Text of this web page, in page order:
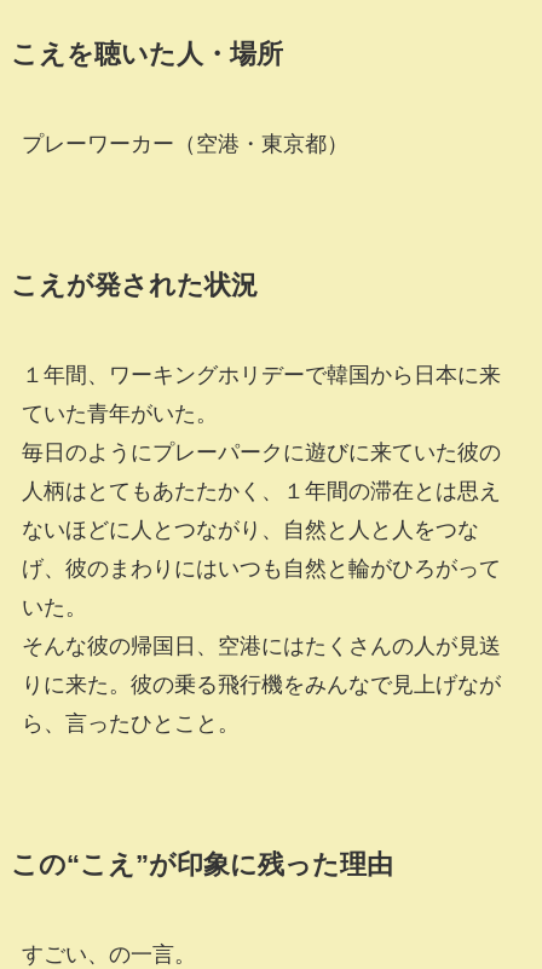
こえを聴いた人・場所
プレーワーカー（空港・東京都）
こえが発された状況
１年間、ワーキングホリデーで韓国から日本に来
ていた青年がいた。
毎日のようにプレーパークに遊びに来ていた彼の
人柄はとてもあたたかく、１年間の滞在とは思え
ないほどに人とつながり、自然と人と人をつな
げ、彼のまわりにはいつも自然と輪がひろがって
いた。
そんな彼の帰国日、空港にはたくさんの人が見送
りに来た。彼の乗る飛行機をみんなで見上げなが
ら、言ったひとこと。
この“こえ”が印象に残った理由
すごい、の一言。